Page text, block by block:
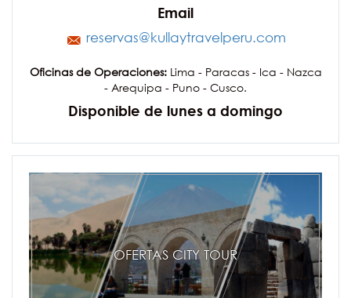
Email
reservas@kullaytravelperu.com
Oficinas de Operaciones:Lima - Paracas - Ica - Nazca
- Arequipa - Puno - Cusco.
Disponible de lunes a domingo
OFERTAS CITY TOUR